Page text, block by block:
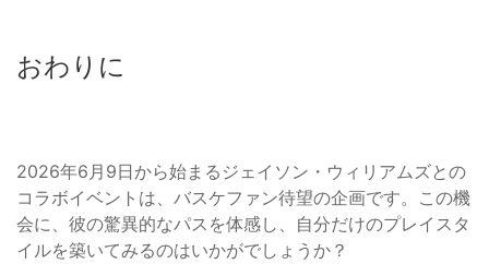
おわりに
2026年6月9日から始まるジェイソン・ウィリアムズとの
コラボイベントは、バスケファン待望の企画です。この機
会に、彼の驚異的なパスを体感し、自分だけのプレイスタ
イルを築いてみるのはいかがでしょうか？